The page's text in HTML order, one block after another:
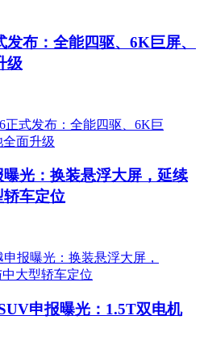
布：全能四驱、6K巨屏、
级
光：换装悬浮大屏，延续
车定位
申报曝光：1.5T双电机